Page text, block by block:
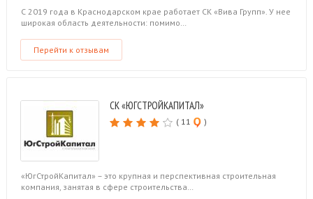
С 2019 года в Краснодарском крае работает СК «Вива Групп». У нее
широкая область деятельности: помимо…
Перейти к отзывам
СК «ЮГСТРОЙКАПИТАЛ»
( 11 )
«ЮгСтройКапитал» – это крупная и перспективная строительная
компания, занятая в сфере строительства…